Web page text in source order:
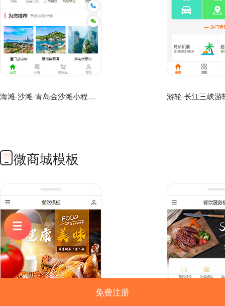
海滩-沙滩-青岛金沙滩小程序模板
微商城模板
免费注册